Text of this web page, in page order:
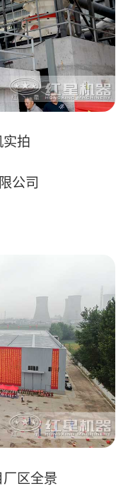
实拍
公司
区全景